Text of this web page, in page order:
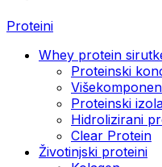
Proteini
Whey protein
Proteinski
Proteinski
Hidrolizirani
Clear Protein
Životinjski proteini